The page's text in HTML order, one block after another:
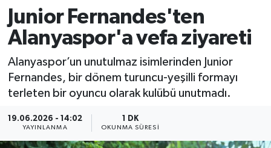
Junior Fernandes'ten
Alanyaspor'a vefa ziyareti
Alanyaspor’un unutulmaz isimlerinden Junior
Fernandes, bir dönem turuncu-yeşilli formayı
terleten bir oyuncu olarak kulübü unutmadı.
19.06.2026 - 14:02
YAYINLANMA
1 DK
OKUNMA SÜRESI
Spor
Turizm
Ekonomi
Tüm Manşetler
Son Dakika Haberleri
Haber Arşivi